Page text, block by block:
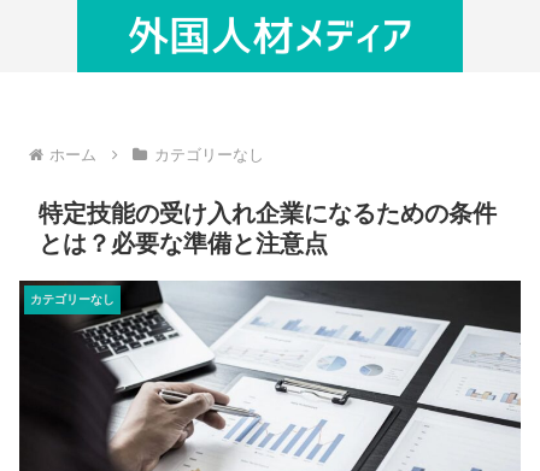
ホーム カテゴリーなし
特定技能の受け入れ企業になるための条件
とは？必要な準備と注意点
カテゴリーなし